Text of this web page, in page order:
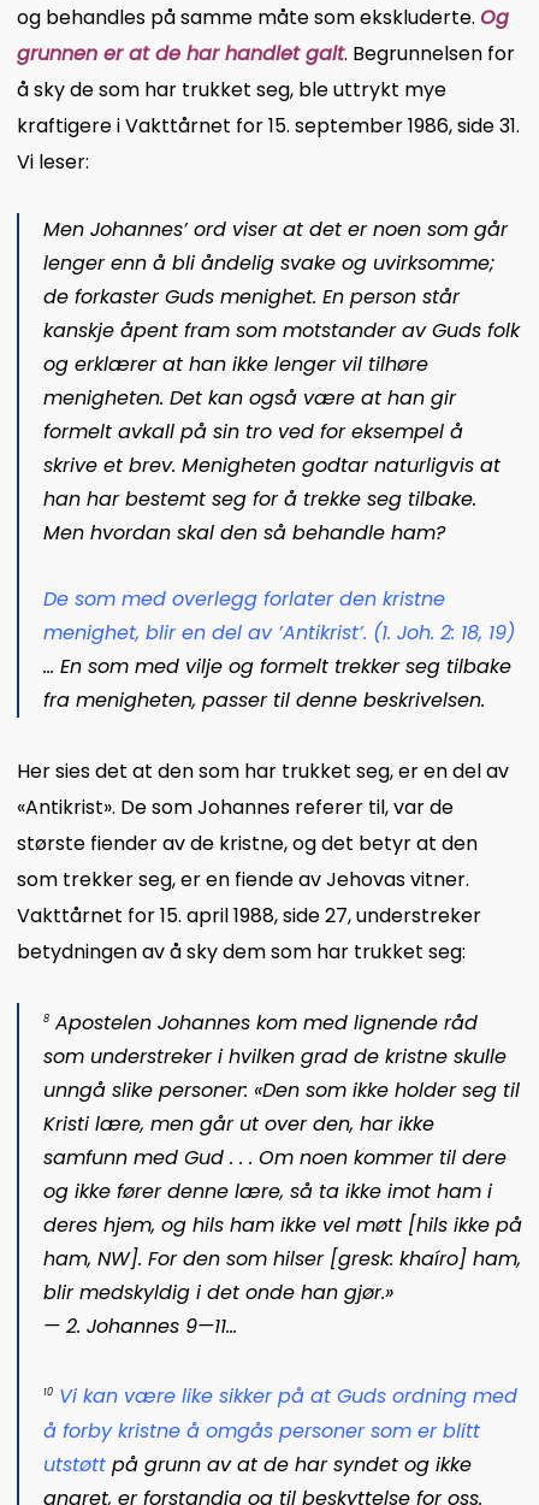
og behandles på samme måte som ekskluderte. Og
grunnen er at de har handlet galt. Begrunnelsen for
å sky de som har trukket seg, ble uttrykt mye
kraftigere i Vakttårnet for 15. september 1986, side 31.
Vi leser:
Men Johannes’ ord viser at det er noen som går
lenger enn å bli åndelig svake og uvirksomme;
de forkaster Guds menighet. En person står
kanskje åpent fram som motstander av Guds folk
og erklærer at han ikke lenger vil tilhøre
menigheten. Det kan også være at han gir
formelt avkall på sin tro ved for eksempel å
skrive et brev. Menigheten godtar naturligvis at
han har bestemt seg for å trekke seg tilbake.
Men hvordan skal den så behandle ham?
De som med overlegg forlater den kristne
menighet, blir en del av ’Antikrist’. (1. Joh. 2: 18, 19)
… En som med vilje og formelt trekker seg tilbake
fra menigheten, passer til denne beskrivelsen.
Her sies det at den som har trukket seg, er en del av
«Antikrist». De som Johannes referer til, var de
største fiender av de kristne, og det betyr at den
som trekker seg, er en fiende av Jehovas vitner.
Vakttårnet for 15. april 1988, side 27, understreker
betydningen av å sky dem som har trukket seg:
8Apostelen Johannes kom med lignende råd
som understreker i hvilken grad de kristne skulle
unngå slike personer: «Den som ikke holder seg til
Kristi lære, men går ut over den, har ikke
samfunn med Gud . . . Om noen kommer til dere
og ikke fører denne lære, så ta ikke imot ham i
deres hjem, og hils ham ikke vel møtt [hils ikke på
ham, NW]. For den som hilser [gresk: khaíro] ham,
blir medskyldig i det onde han gjør.»
— 2. Johannes 9—11…
10 Vi kan være like sikker på at Guds ordning med
å forby kristne å omgås personer som er blitt
utstøttpå grunn av at de har syndet og ikke
angret, er forstandig og til beskyttelse for oss.